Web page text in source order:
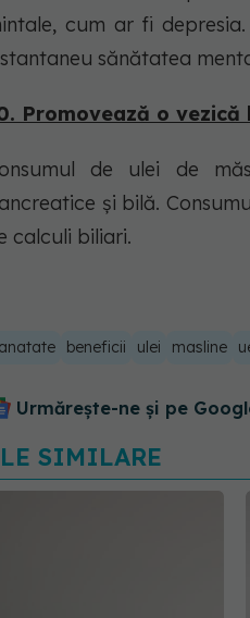
cum ar fi
sănătatea
Promovează o
de ulei de
și bilă.
calculi biliari.
beneficii ulei masline
Urmărește-ne și pe
SIMILARE